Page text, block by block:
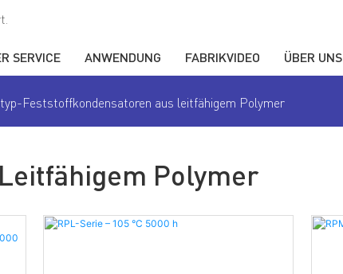
SERVICE ANWENDUNG FABRIKVIDEO ÜBER UNS
Feststoffkondensatoren aus leitfähigem Polymer
Polymer